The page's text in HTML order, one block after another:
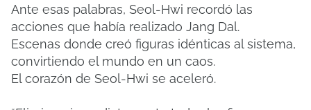
Ante esas palabras, Seol-Hwi recordó las
acciones que había realizado Jang Dal.
Escenas donde creó figuras idénticas al sistema,
convirtiendo el mundo en un caos.
El corazón de Seol-Hwi se aceleró.